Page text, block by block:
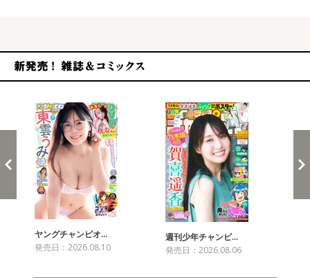
ヤングチャンピオ…
発売日：2026.08.10
週刊少年チャンピ…
発売日：2026.08.06